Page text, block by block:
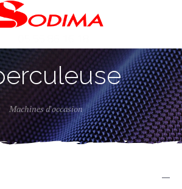
Machines d'occasion